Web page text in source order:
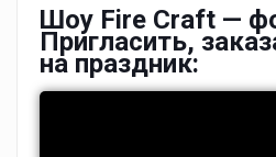
Шоу Fire Craft —
Пригласить,
на праздник: